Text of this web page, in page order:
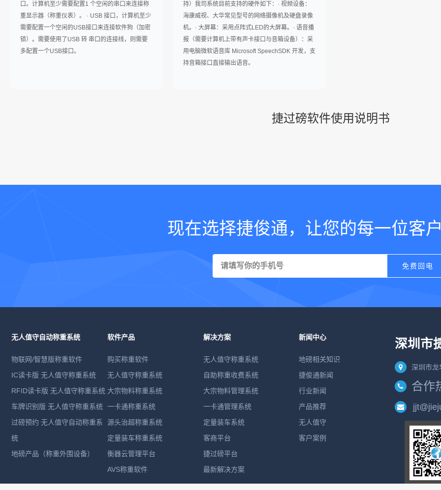
口。计算机至少需要配置1 个空闲的串口来连接称
重显示器（称重仪表）。 · USB 接口，计算机至少
需要配置一个空闲的USB接口来连接软件狗（加密
锁）。需要使用了USB 转 串口的连接线，则需要
多配置一个USB接口。
持）我司系统目前支持的硬件如下：· 视频设备：
海康威视、大华常见型号的网络摄像机及硬盘录像
机。· 大屏幕：采用点阵式LED的大屏幕。· 语音播
报（需要计算机上带有声卡接口与音箱设备）：采
用电脑微软语音库 Microsoft SpeechSDK 开发，支
持音箱接口直接输出语音。
捷过磅软件使用说明书
现在选择捷俊通，让您的每一位客
无人值守自动称重系统
物联网/智慧版称重软件
IC读卡版 无人值守称重系统
RFID读卡版 无人值守称重系统
车牌识别版 无人值守称重系统
过磅预约 无人值守自动称重系
统
地磅产品（称重外围设备）
软件产品
购买称重软件
无人值守称重系统
大宗物料称重系统
一卡通称重系统
源头治超称重系统
定量装车称重系统
衡器云管理平台
AVS称重软件
解决方案
无人值守称重系统
自助称重收费系统
大宗物料管理系统
一卡通管理系统
定量装车系统
客商平台
捷过磅平台
最新解决方案
新闻中心
地磅相关知识
捷俊通新闻
行业新闻
产品推荐
无人值守
客户案例
深圳市
深圳市龙
合作